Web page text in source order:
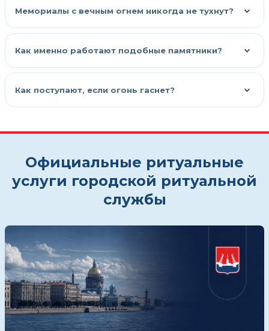
Мемориалы с вечным огнем никогда не тухнут?
Как именно работают подобные памятники?
Как поступают, если огонь гаснет?
Официальные ритуальные
услуги городской ритуальной
службы